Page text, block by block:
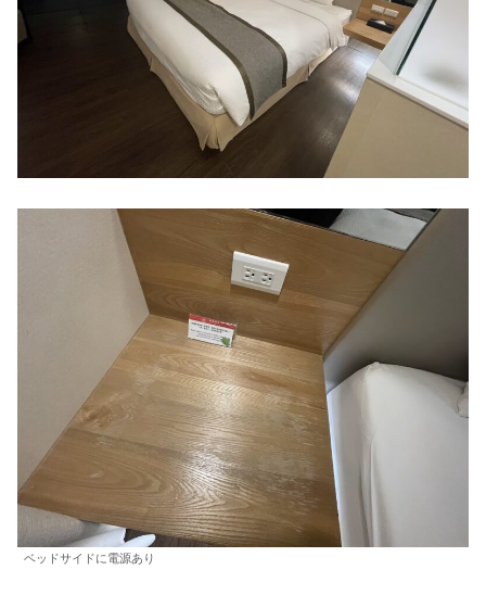
ベッドサイドに電源あり